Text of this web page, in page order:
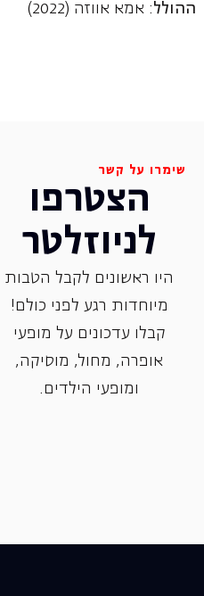
ההולל: אמא אווזה (2022)
שימרו על קשר
הצטרפו
לניוזלטר
היו ראשונים לקבל הטבות
מיוחדות רגע לפני כולם!
קבלו עדכונים על מופעי
אופרה, ‏מחול, ‏מוסיקה,
ומופעי הילדים.